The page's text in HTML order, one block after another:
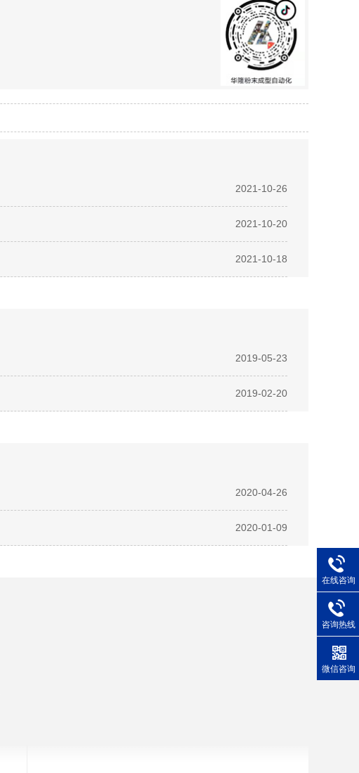
2021-10-26
2021-10-20
2021-10-18
2019-05-23
2019-02-20
2020-04-26
2020-01-09
在线咨询
咨询热线
微信咨询